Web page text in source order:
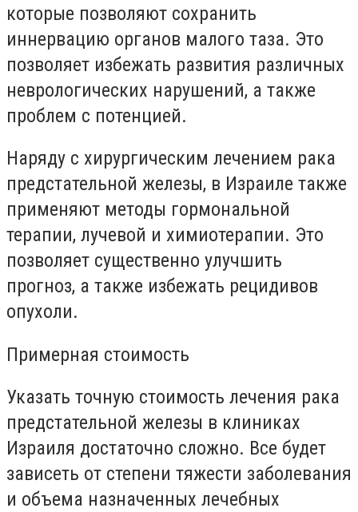
которые позволяют сохранить
иннервацию органов малого таза. Это
позволяет избежать развития различных
неврологических нарушений, а также
проблем с потенцией.
Наряду с хирургическим лечением рака
предстательной железы, в Израиле также
применяют методы гормональной
терапии, лучевой и химиотерапии. Это
позволяет существенно улучшить
прогноз, а также избежать рецидивов
опухоли.
Примерная стоимость
Указать точную стоимость лечения рака
предстательной железы в клиниках
Израиля достаточно сложно. Все будет
зависеть от степени тяжести заболевания
и объема назначенных лечебных